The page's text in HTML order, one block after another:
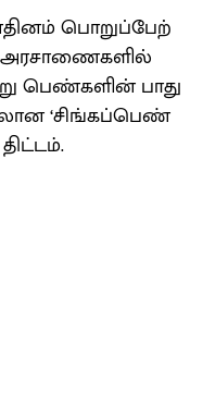
பொறுப்​பேற்​
அரசாணை​களில்
பெண்​களின் பாது​
‘சிங்​கப்​பெண்